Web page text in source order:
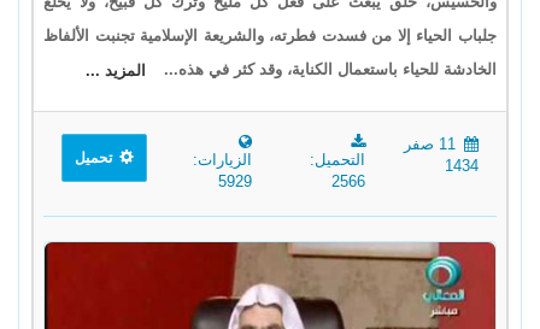
جلباب الحياء إلا من فسدت فطرته، والشريعة الإسلامية تجنبت الألفاظ
الخادشة للحياء باستعمال الكناية، وقد كثر في هذه...
المزيد ...
11 صفر
1434
التحميل:
2566
الزيارات:
5929
تحميل